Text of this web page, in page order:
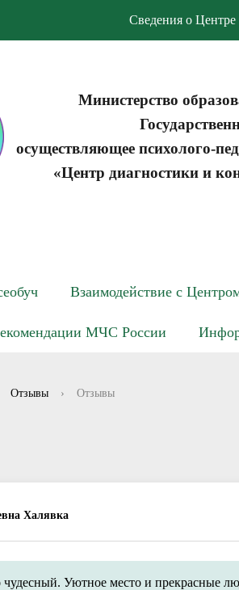
Сведения о Центре
Министерство
осуществляющее психолого-
«Центр диагностики и
Взаимодействие с
для родителей
акты в сфере
МЧС России
Отзывы › Отзывы
Халявка
чудесный. Уютное место и прекрасные